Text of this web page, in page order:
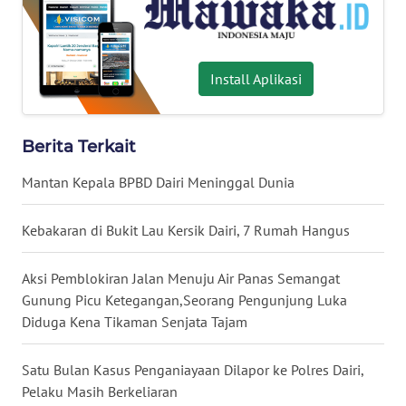
Install Aplikasi
Berita Terkait
Mantan Kepala BPBD Dairi Meninggal Dunia
Kebakaran di Bukit Lau Kersik Dairi, 7 Rumah Hangus
Aksi Pemblokiran Jalan Menuju Air Panas Semangat
Gunung Picu Ketegangan,Seorang Pengunjung Luka
Diduga Kena Tikaman Senjata Tajam
Satu Bulan Kasus Penganiayaan Dilapor ke Polres Dairi,
Pelaku Masih Berkeliaran
Regional
WN
SUMUT
JAKARTA
BANTEN
WN
WN